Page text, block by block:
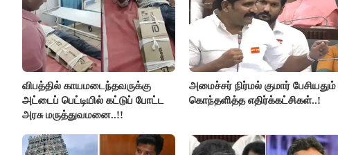
விபத்தில் காயமடைந்தவருக்கு
அட்டைப் பெட்டியில் கட்டுப் போட்ட
அரசு மருத்துவமனை..!!
அமைச்சர் நிர்மல் குமார் பேசியதும்
கொந்தளித்த எதிர்க்கட்சிகள்..!